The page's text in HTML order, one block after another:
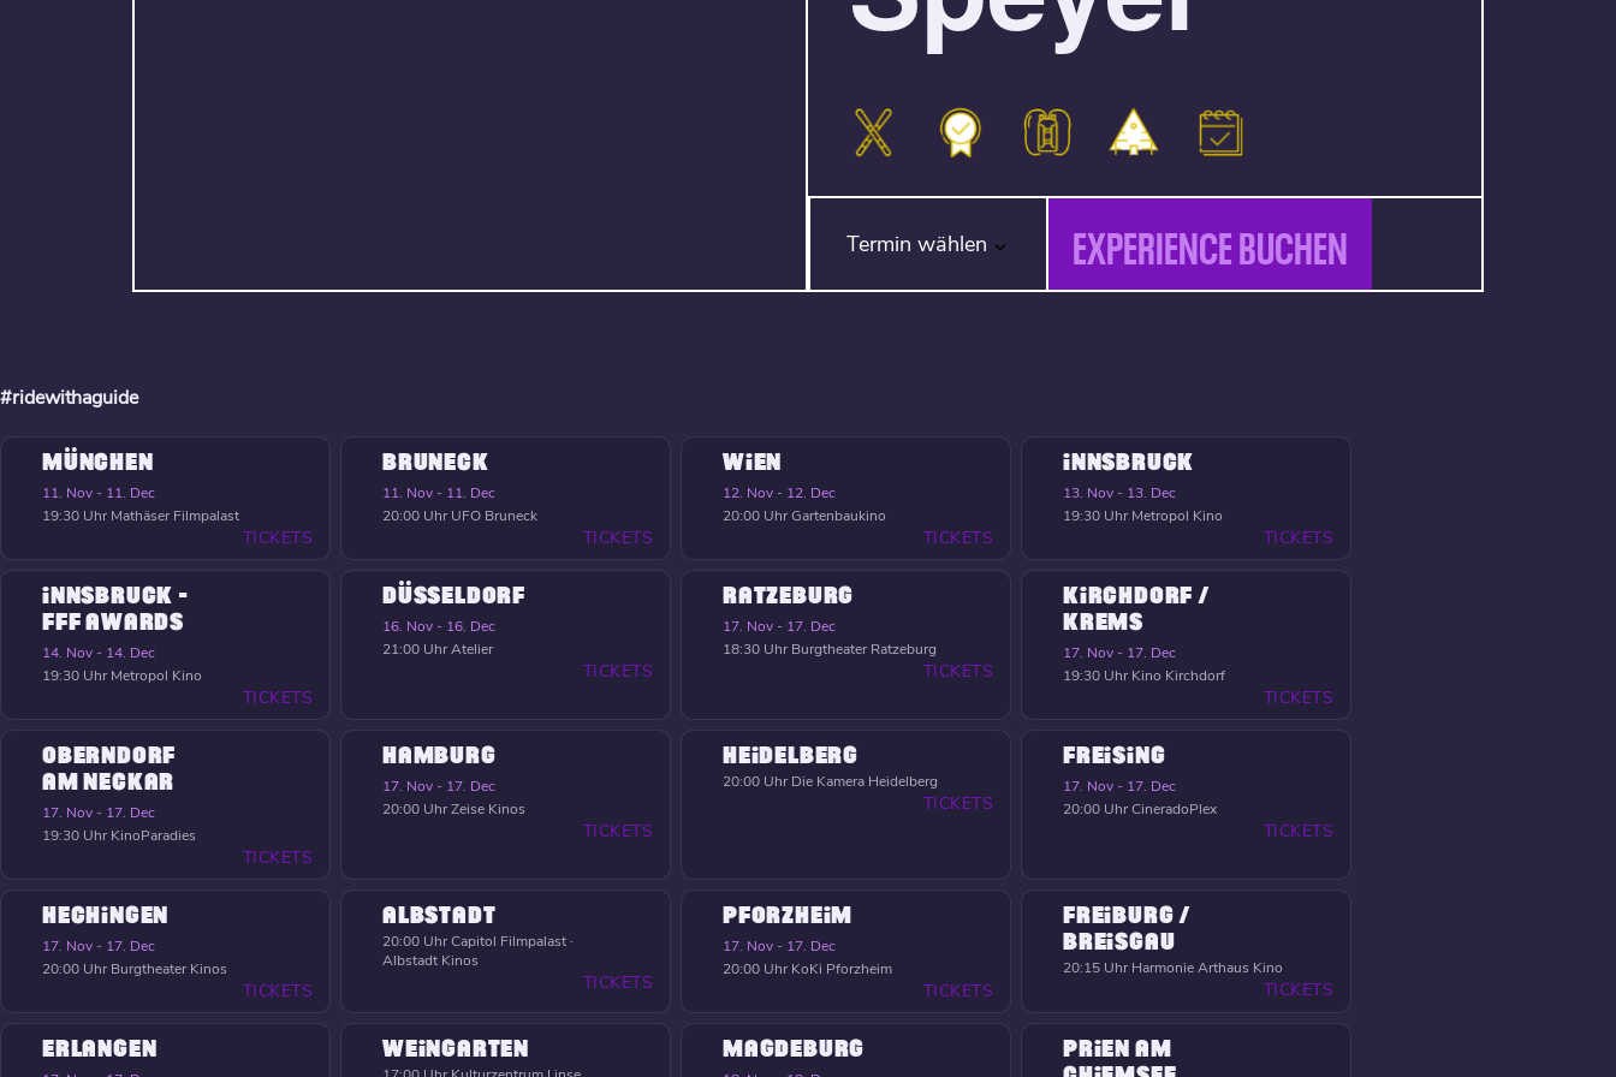
Termin wählen EXPERIENCE BUCHEN
#ridewithaguide
MÜNCHEN
11. Nov - 11. Dec
19:30 Uhr Mathäser Filmpalast
TICKETS
BRUNECK
11. Nov - 11. Dec
20:00 Uhr UFO Bruneck
TICKETS
WIEN
12. Nov - 12. Dec
20:00 UhrGartenbaukino
TICKETS
INNSBRUCK
13. Nov - 13. Dec
19:30 Uhr Metropol Kino
TICKETS
INNSBRUCK -
FFF AWARDS
14. Nov - 14. Dec
19:30 Uhr Metropol Kino
TICKETS
DÜSSELDORF
16. Nov - 16. Dec
21:00 UhrAtelier
TICKETS
RATZEBURG
17. Nov - 17. Dec
18:30 Uhr Burgtheater Ratzeburg
TICKETS
KIRCHDORF /
KREMS
17. Nov - 17. Dec
19:30 Uhr Kino Kirchdorf
TICKETS
OBERNDORF
AM NECKAR
17. Nov - 17. Dec
19:30 Uhr KinoParadies
TICKETS
HAMBURG
17. Nov - 17. Dec
20:00 UhrZeise Kinos
TICKETS
HEIDELBERG
20:00 Uhr Die Kamera Heidelberg
TICKETS
FREISING
17. Nov - 17. Dec
20:00 UhrCineradoPlex
TICKETS
HECHINGEN
17. Nov - 17. Dec
20:00 Uhr Burgtheater Kinos
TICKETS
ALBSTADT
20:00 UhrCapitol Filmpalast ·
Albstadt Kinos
TICKETS
PFORZHEIM
17. Nov - 17. Dec
20:00 Uhr KoKi Pforzheim
TICKETS
FREIBURG /
BREISGAU
20:15 Uhr Harmonie Arthaus Kino
TICKETS
ERLANGEN WEINGARTEN MAGDEBURG
PRIEN AM